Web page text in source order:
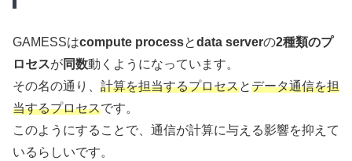
GAMESSはcompute processとdata serverの2種類のプ
ロセスが同数動くようになっています。
その名の通り、 計算を担当するプロセスとデータ通信を担
当するプロセスです。
このようにすることで、通信が計算に与える影響を抑えて
いるらしいです。